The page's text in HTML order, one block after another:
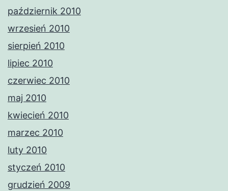
październik 2010
wrzesień 2010
sierpień 2010
lipiec 2010
czerwiec 2010
maj 2010
kwiecień 2010
marzec 2010
luty 2010
styczeń 2010
grudzień 2009